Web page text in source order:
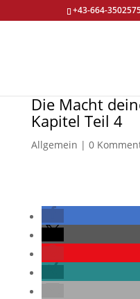
+43-664-
Die Macht
Kapitel Teil 4
Allgemein | 0